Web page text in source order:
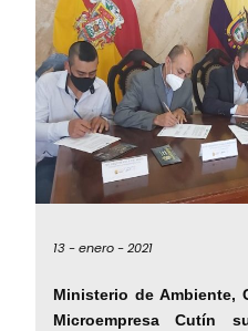
13 -enero -2021
Ministerio de Ambiente,
Microempresa Cutín